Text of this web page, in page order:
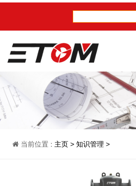
当前位置 : 主页 > 知识管理 >